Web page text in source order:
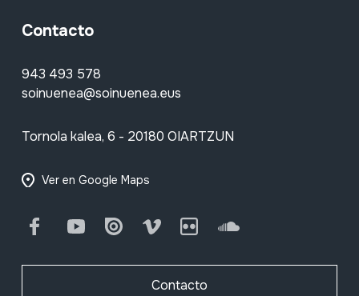
Contacto
943 493 578
soinuenea@soinuenea.eus
Tornola kalea, 6 - 20180 OIARTZUN
Ver en Google Maps
FacebookYoutube Issuu Vimeo Flickr SoundCloud
Contacto